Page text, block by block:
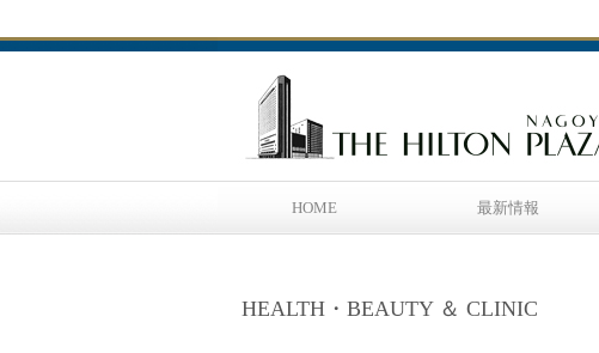
HOME 最新情報
HEALTH・BEAUTY ＆ CLINIC